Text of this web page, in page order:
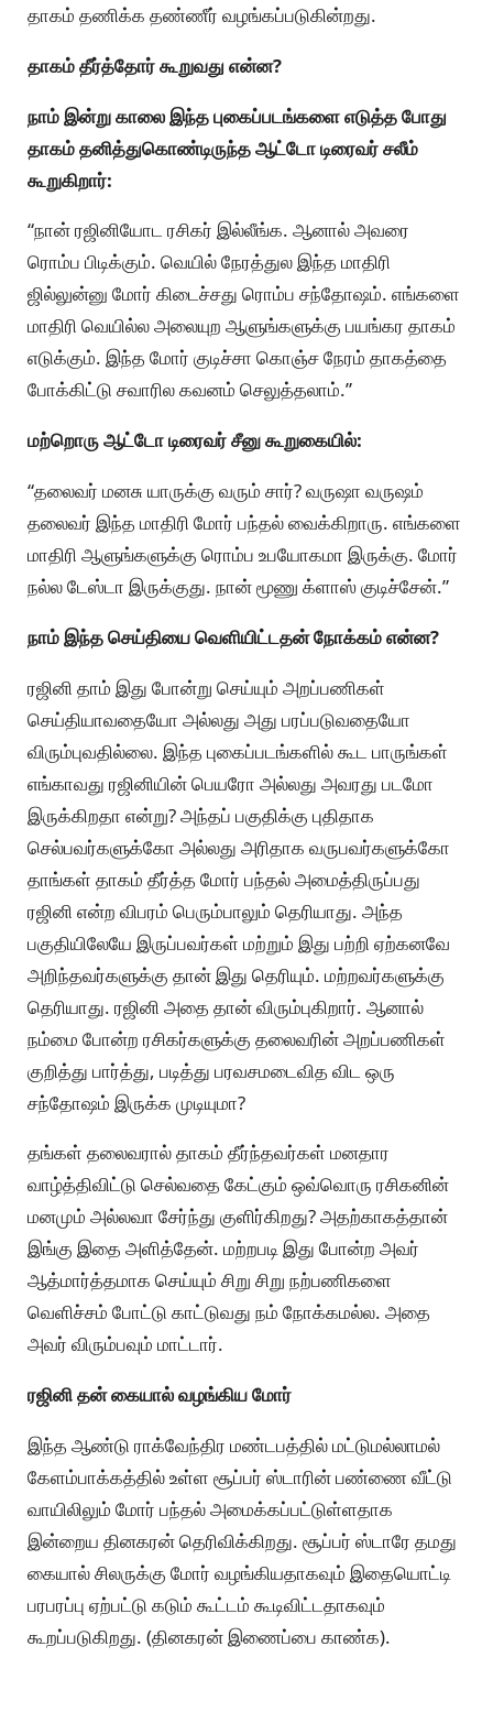
தாகம் தணிக்க தண்ணீர் வழங்கப்படுகின்றது.
தாகம் தீர்த்தோர் கூறுவது என்ன?
நாம் இன்று காலை இந்த புகைப்படங்களை எடுத்த போது
தாகம் தனித்துகொண்டிருந்த ஆட்டோ டிரைவர் சலீம்
கூறுகிறார்:
“நான் ரஜினியோட ரசிகர் இல்லீங்க. ஆனால் அவரை
ரொம்ப பிடிக்கும். வெயில் நேரத்துல இந்த மாதிரி
ஜில்லுன்னு மோர் கிடைச்சது ரொம்ப சந்தோஷம். எங்களை
மாதிரி வெயில்ல அலையுற ஆளுங்களுக்கு பயங்கர தாகம்
எடுக்கும். இந்த மோர் குடிச்சா கொஞ்ச நேரம் தாகத்தை
போக்கிட்டு சவாரில கவனம் செலுத்தலாம்.”
மற்றொரு ஆட்டோ டிரைவர் சீனு கூறுகையில்:
“தலைவர் மனசு யாருக்கு வரும் சார்? வருஷா வருஷம்
தலைவர் இந்த மாதிரி மோர் பந்தல் வைக்கிறாரு. எங்களை
மாதிரி ஆளுங்களுக்கு ரொம்ப உபயோகமா இருக்கு. மோர்
நல்ல டேஸ்டா இருக்குது. நான் மூணு க்ளாஸ் குடிச்சேன்.”
நாம் இந்த செய்தியை வெளியிட்டதன் நோக்கம் என்ன?
ரஜினி தாம் இது போன்று செய்யும் அறப்பணிகள்
செய்தியாவதையோ அல்லது அது பரப்படுவதையோ
விரும்புவதில்லை. இந்த புகைப்படங்களில் கூட பாருங்கள்
எங்காவது ரஜினியின் பெயரோ அல்லது அவரது படமோ
இருக்கிறதா என்று? அந்தப் பகுதிக்கு புதிதாக
செல்பவர்களுக்கோ அல்லது அரிதாக வருபவர்களுக்கோ
தாங்கள் தாகம் தீர்த்த மோர் பந்தல் அமைத்திருப்பது
ரஜினி என்ற விபரம் பெரும்பாலும் தெரியாது. அந்த
பகுதியிலேயே இருப்பவர்கள் மற்றும் இது பற்றி ஏற்கனவே
அறிந்தவர்களுக்கு தான் இது தெரியும். மற்றவர்களுக்கு
தெரியாது. ரஜினி அதை தான் விரும்புகிறார். ஆனால்
நம்மை போன்ற ரசிகர்களுக்கு தலைவரின் அறப்பணிகள்
குறித்து பார்த்து, படித்து பரவசமடைவித விட ஒரு
சந்தோஷம் இருக்க முடியுமா?
தங்கள் தலைவரால் தாகம் தீர்ந்தவர்கள் மனதார
வாழ்த்திவிட்டு செல்வதை கேட்கும் ஒவ்வொரு ரசிகனின்
மனமும் அல்லவா சேர்ந்து குளிர்கிறது? அதற்காகத்தான்
இங்கு இதை அளித்தேன். மற்றபடி இது போன்ற அவர்
ஆத்மார்த்தமாக செய்யும் சிறு சிறு நற்பணிகளை
வெளிச்சம் போட்டு காட்டுவது நம் நோக்கமல்ல. அதை
அவர் விரும்பவும் மாட்டார்.
ரஜினி தன் கையால் வழங்கிய மோர்
இந்த ஆண்டு ராக்வேந்திர மண்டபத்தில் மட்டுமல்லாமல்
கேளம்பாக்கத்தில் உள்ள சூப்பர் ஸ்டாரின் பண்ணை வீட்டு
வாயிலிலும் மோர் பந்தல் அமைக்கப்பட்டுள்ளதாக
இன்றைய தினகரன் தெரிவிக்கிறது. சூப்பர் ஸ்டாரே தமது
கையால் சிலருக்கு மோர் வழங்கியதாகவும் இதையொட்டி
பரபரப்பு ஏற்பட்டு கடும் கூட்டம் கூடிவிட்டதாகவும்
கூறப்படுகிறது. (தினகரன் இணைப்பை காண்க).